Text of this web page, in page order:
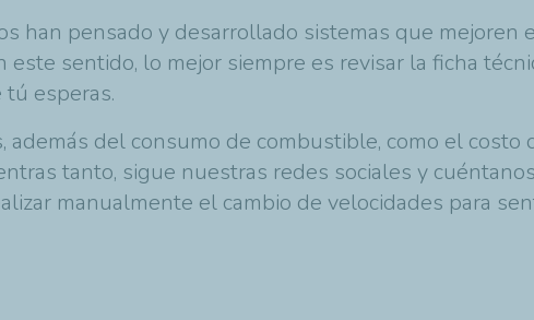
han pensado y desarrollado sistemas que
este sentido, lo mejor siempre es revisar la ficha
esperas.
además del consumo de combustible, como el
tanto, sigue nuestras redes sociales y
manualmente el cambio de velocidades para